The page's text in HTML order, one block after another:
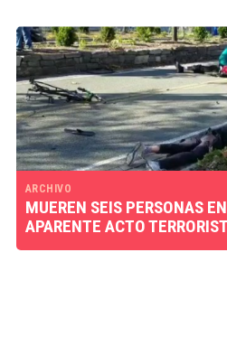
ARCHIVO
MUEREN SEIS PERSONAS
APARENTE ACTO